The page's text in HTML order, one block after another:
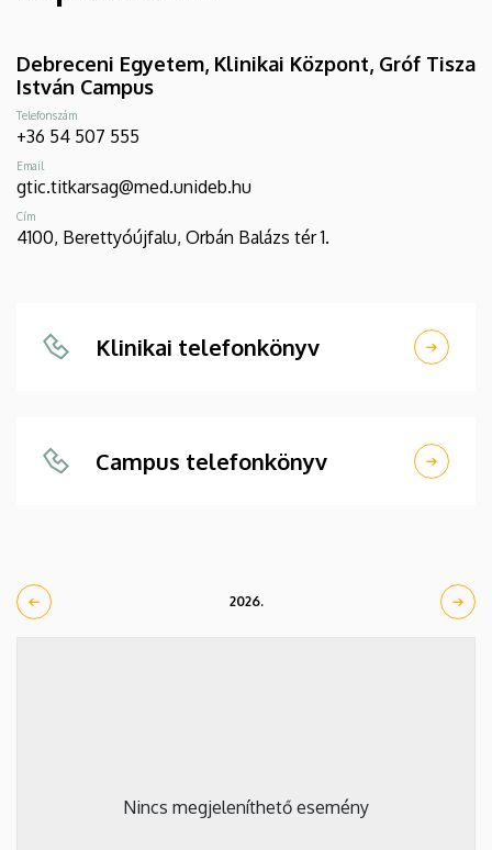
Debreceni Egyetem, Klinikai Központ, Gróf Tisza
István Campus
Telefonszám
+36 54 507 555
Email
gtic.titkarsag@med.unideb.hu
Cím
4100, Berettyóújfalu, Orbán Balázs tér 1.
Klinikai telefonkönyv
Campus telefonkönyv
2026.
Nincs megjeleníthető esemény